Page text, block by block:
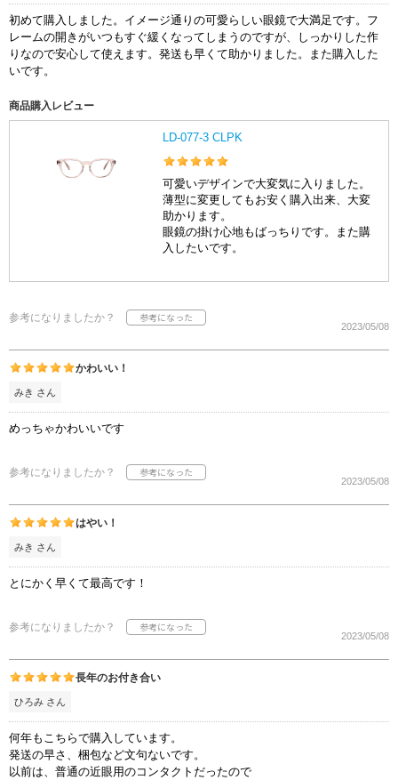
初めて購入しました。イメージ通りの可愛らしい眼鏡で大満足です。フ
レームの開きがいつもすぐ緩くなってしまうのですが、しっかりした作
りなので安心して使えます。発送も早くて助かりました。また購入した
いです。
商品購入レビュー
LD-077-3 CLPK
可愛いデザインで大変気に入りました。
薄型に変更してもお安く購入出来、大変
助かります。
眼鏡の掛け心地もばっちりです。また購
入したいです。
参考になりましたか？
2023/05/08
かわいい！
みき さん
めっちゃかわいいです
参考になりましたか？
2023/05/08
はやい！
みき さん
とにかく早くて最高です！
参考になりましたか？
2023/05/08
長年のお付き合い
ひろみ さん
何年もこちらで購入しています。
発送の早さ、梱包など文句ないです。
以前は、普通の近眼用のコンタクトだったので